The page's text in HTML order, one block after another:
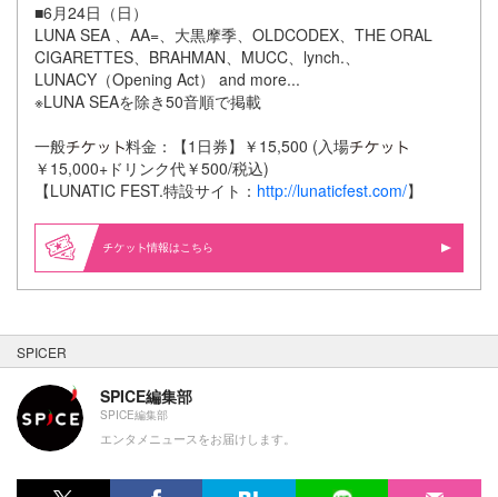
■6月24日（日）
LUNA SEA 、AA=、大黒摩季、OLDCODEX、THE ORAL
CIGARETTES、BRAHMAN、MUCC、lynch.、
LUNACY（Opening Act） and more...
※LUNA SEAを除き50音順で掲載
一般
料金：【1日券】￥15,500 (入場
￥15,000+ドリンク代￥500/税込)
【LUNATIC FEST.特設サイト： http://lunaticfest.com/】
情報はこちら
SPICER
SPICE編集部
SPICE編集部
エンタメニュースをお届けします。